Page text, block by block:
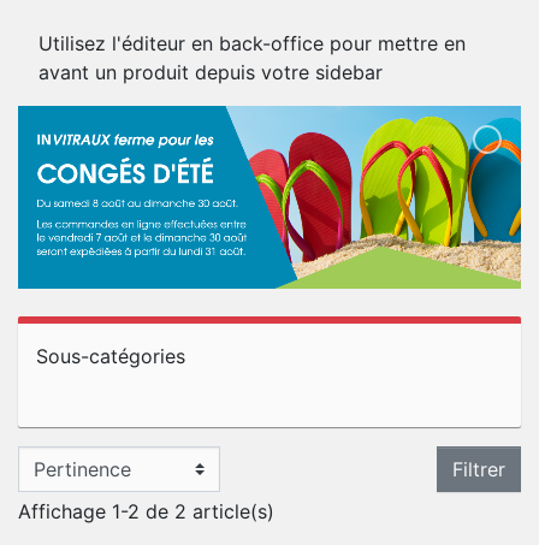
Utilisez l'éditeur en back-office pour mettre en
avant un produit depuis votre sidebar
Sous-catégories
Filtrer
Affichage 1-2 de 2 article(s)